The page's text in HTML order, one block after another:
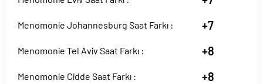
Menomonie Johannesburg Saat Farkı : +7
Menomonie Tel Aviv Saat Farkı : +8
Menomonie Cidde Saat Farkı : +8